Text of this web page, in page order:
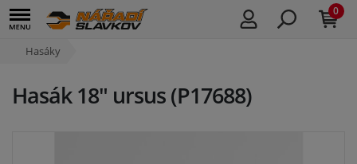
0
Hasáky
Hasák 18" ursus (P17688)